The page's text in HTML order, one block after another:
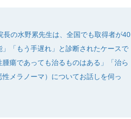
の水野累先生は、全国でも取得者が40
「もう手遅れ」と診断されたケースで
瘍であっても治るものはある」「治ら
メラノーマ）についてお話しを伺っ